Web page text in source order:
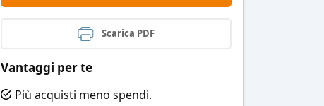
Scarica PDF
Vantaggi per te
Più acquisti meno spendi.